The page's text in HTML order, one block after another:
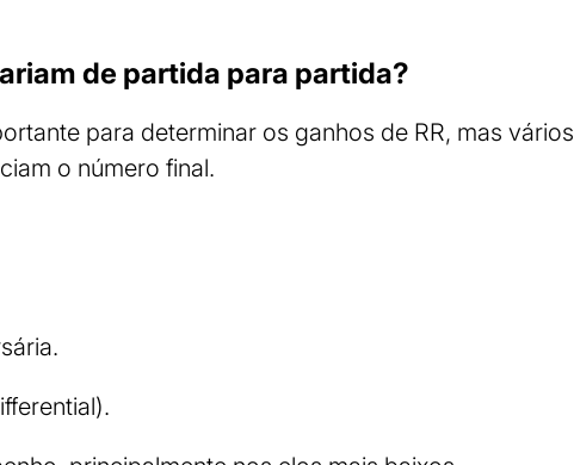
de partida para partida?
para determinar os ganhos de RR, mas vários
o número final.